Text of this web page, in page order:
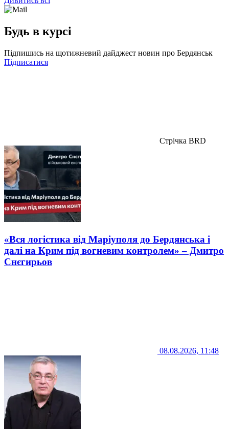
Будь в курсі
Підпишись на щотижневий дайджест новин про Бердянськ
Підписатися
Стрічка BRD
«Вся логістика від Маріуполя до Бердянська і
далі на Крим під вогневим контролем» – Дмитро
Снєгирьов
08.08.2026, 11:48